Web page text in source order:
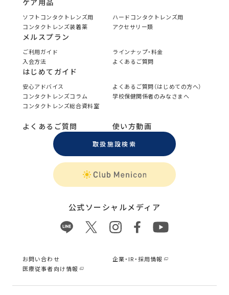
ケア用品
ソフトコンタクトレンズ用
ハードコンタクトレンズ用
コンタクトレンズ装着薬
アクセサリー類
メルスプラン
ご利用ガイド
ラインナップ・料金
入会方法
よくあるご質問
はじめてガイド
安心アドバイス
よくあるご質問（はじめての方へ）
コンタクトレンズコラム
学校保健関係者のみなさまへ
コンタクトレンズ総合資料室
よくあるご質問 使い方動画
取扱施設検索
公式ソーシャルメディア
お問い合わせ
企業・IR・採用情報
医療従事者向け情報